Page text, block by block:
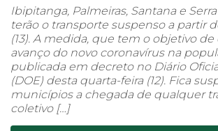
Ibipitanga, Palmeiras, Santana e
terão o transporte suspenso a partir
(13). A medida, que tem o objetivo
avanço do novo coronavírus na
publicada em decreto no Diário
(DOE) desta quarta-feira (12). Fica
municípios a chegada de qualquer
coletivo […]